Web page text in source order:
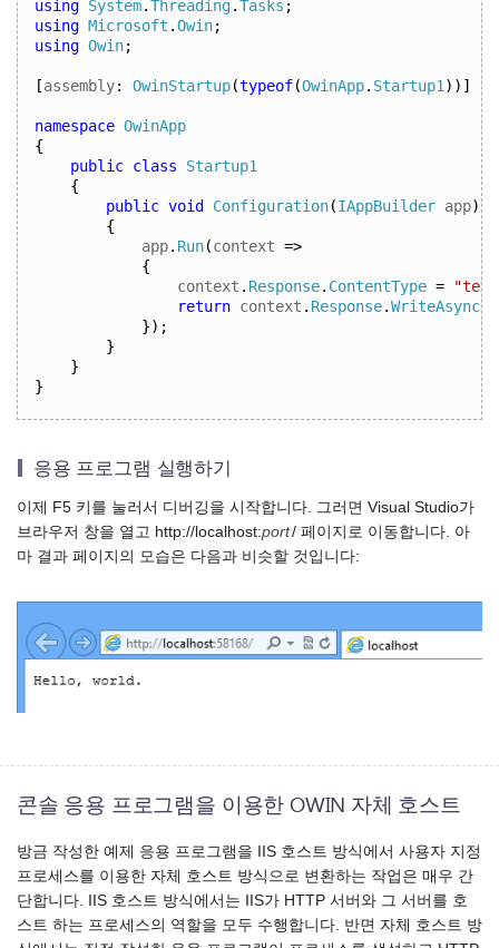
using System.Threading.Tasks ;
using Microsoft .Owin;
using Owin;
[assembly: OwinStartup(typeof(OwinApp. Startup1 ))]
namespace OwinApp
{
public class
Startup1
{
public void Configuration(IAppBuilder app)
{
app. Run(context =>
{
context . Response. ContentType =
return context . Response.WriteAsync(
});
}
}
}
응용 프로그램 실행하기
이제 F5 키를 눌러서 디버깅을 시작합니다. 그러면 Visual Studio가
브라우저 창을 열고 http://localhost:port/ 페이지로 이동합니다. 아
마 결과 페이지의 모습은 다음과 비슷할 것입니다:
콘솔 응용 프로그램을 이용한 OWIN 자체 호스트
방금 작성한 예제 응용 프로그램을 IIS 호스트 방식에서 사용자 지정
프로세스를 이용한 자체 호스트 방식으로 변환하는 작업은 매우 간
단합니다. IIS 호스트 방식에서는 IIS가 HTTP 서버와 그 서버를 호
스트 하는 프로세스의 역할을 모두 수행합니다. 반면 자체 호스트 방